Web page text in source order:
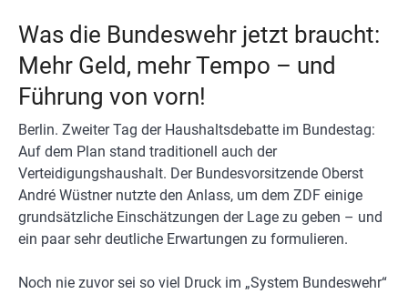
Was die Bundeswehr jetzt braucht:
Mehr Geld, mehr Tempo – und
Führung von vorn!
Berlin. Zweiter Tag der Haushaltsdebatte im Bundestag:
Auf dem Plan stand traditionell auch der
Verteidigungshaushalt. Der Bundesvorsitzende Oberst
André Wüstner nutzte den Anlass, um dem ZDF einige
grundsätzliche Einschätzungen der Lage zu geben – und
ein paar sehr deutliche Erwartungen zu formulieren.
Noch nie zuvor sei so viel Druck im „System Bundeswehr“